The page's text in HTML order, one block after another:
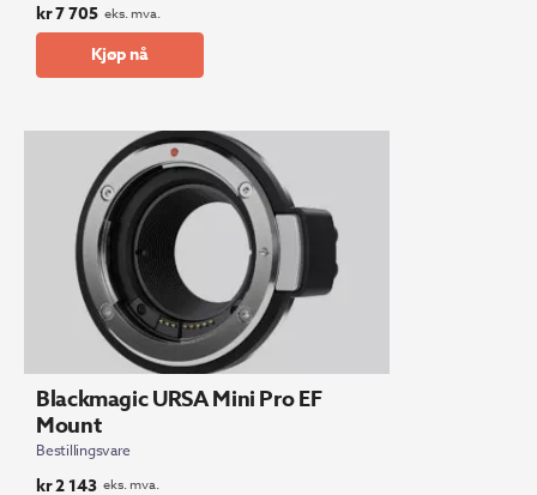
kr7 705 eks. mva.
Kjøp nå
Blackmagic URSA Mini Pro EF
Mount
Bestillingsvare
kr2 143 eks. mva.